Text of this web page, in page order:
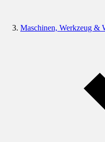
Maschinen, Werkzeug &